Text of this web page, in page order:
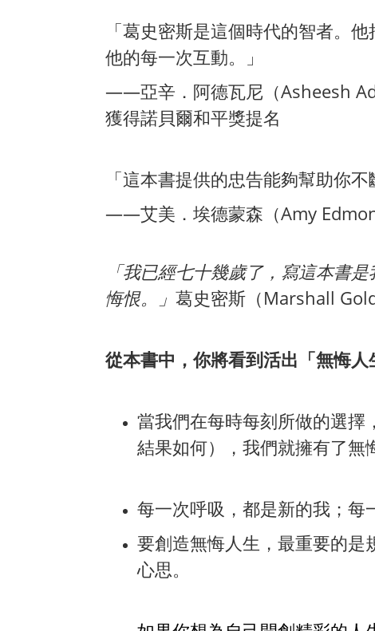
「葛史密斯是這個時代的智者。
他的每一次互動。」
——亞辛．阿德瓦尼（Asheesh
獲得諾貝爾和平獎提名
「這本書提供的忠告能夠幫助你
——艾美．埃德蒙森（Amy
「我已經七十幾歲了，寫這本書
悔恨。」 葛史密斯（Marshall
從本書中，你將看到活出「無悔人
當我們在每時每刻所做的選擇
結果如何），我們就擁有了無
每一次呼吸，都是新的我；每
要創造無悔人生，最重要的
心思。